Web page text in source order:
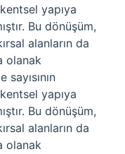
yapıya
Bu dönüşüm,
alanların da
olanak
sayısının
yapıya
Bu dönüşüm,
alanların da
olanak